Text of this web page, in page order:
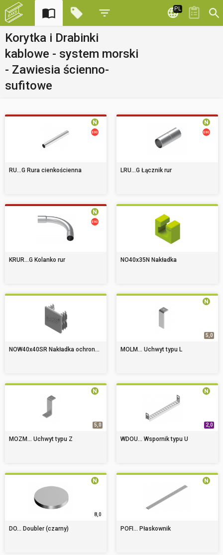
PL
Korytka i Drabinki
kablowe - system morski
- Zawiesia ścienno-
sufitowe
RU...G Rura cienkościenna LRU...G Łącznik rur
KRUR...G Kolanko rur NO40x35N Nakładka
NOW40x40SR Nakładka ochron...
5,0
MOLM... Uchwyt typu L
5,0
MOZM... Uchwyt typu Z
2,0
WDOU... Wspornik typu U
8,0
DO... Doubler (czarny) POFI... Płaskownik